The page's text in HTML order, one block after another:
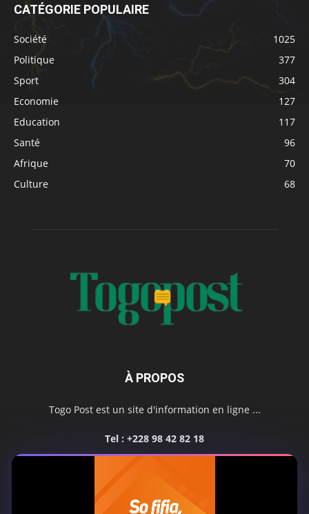
CATÉGORIE POPULAIRE
Société
1025
Politique
377
Sport
304
Economie
127
Education
117
Santé
96
Afrique
70
Culture
68
À PROPOS
Togo Post est un site d'information en ligne ...
Tel : +228 98 42 82 18